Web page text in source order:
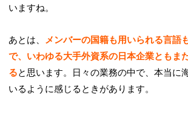
いますね。
あとは、 メンバーの国籍も用いられる言語
で、いわゆる大手外資系の日本企業ともま
ると思います。日々の業務の中で、本当に
いるように感じるときがあります。